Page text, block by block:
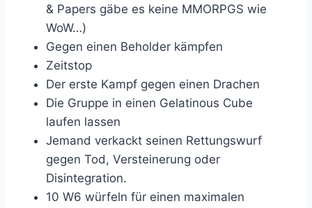
& Papers gäbe es keine MMORPGS wie
WoW…)
Gegen einen Beholder kämpfen
Zeitstop
Der erste Kampf gegen einen Drachen
Die Gruppe in einen Gelatinous Cube
laufen lassen
Jemand verkackt seinen Rettungswurf
gegen Tod, Versteinerung oder
Disintegration.
10 W6 würfeln für einen maximalen